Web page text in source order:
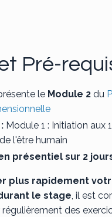
Pré-
le Module 2 du
Module 1 : Initiation aux
l'être humain
présentiel sur 2
plus rapidement
le stage, il est
des